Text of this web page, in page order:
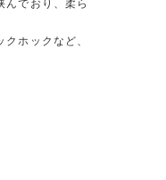
んでおり、柔ら
ホックなど、